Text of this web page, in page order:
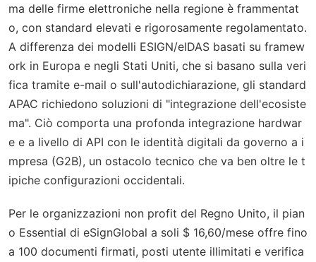
ma delle firme elettroniche nella regione è frammentat
o, con standard elevati e rigorosamente regolamentato.
A differenza dei modelli ESIGN/eIDAS basati su framew
ork in Europa e negli Stati Uniti, che si basano sulla veri
fica tramite e-mail o sull'autodichiarazione, gli standard
APAC richiedono soluzioni di "integrazione dell'ecosiste
ma". Ciò comporta una profonda integrazione hardwar
e e a livello di API con le identità digitali da governo a i
mpresa (G2B), un ostacolo tecnico che va ben oltre le t
ipiche configurazioni occidentali.
Per le organizzazioni non profit del Regno Unito, il pian
o Essential di eSignGlobal a soli $ 16,60/mese offre fino
a 100 documenti firmati, posti utente illimitati e verifica